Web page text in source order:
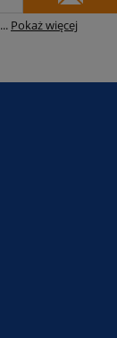
... Pokaż więcej